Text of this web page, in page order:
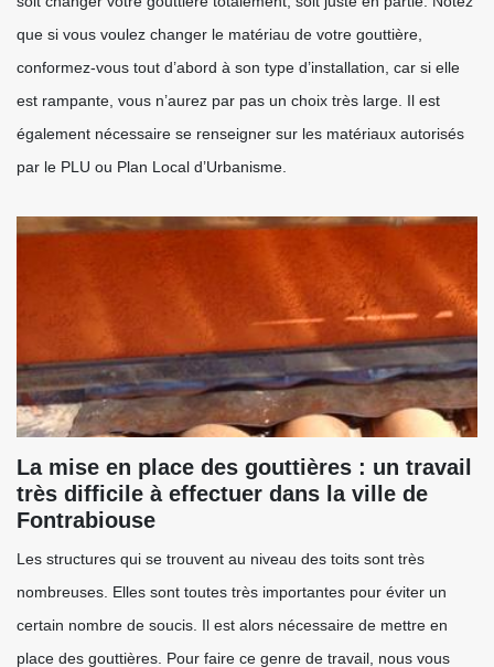
que si vous voulez changer le matériau de votre gouttière,
conformez-vous tout d’abord à son type d’installation, car si elle
est rampante, vous n’aurez par pas un choix très large. Il est
également nécessaire se renseigner sur les matériaux autorisés
par le PLU ou Plan Local d’Urbanisme.
La mise en place des gouttières : un travail
très difficile à effectuer dans la ville de
Fontrabiouse
Les structures qui se trouvent au niveau des toits sont très
nombreuses. Elles sont toutes très importantes pour éviter un
certain nombre de soucis. Il est alors nécessaire de mettre en
place des gouttières. Pour faire ce genre de travail, nous vous